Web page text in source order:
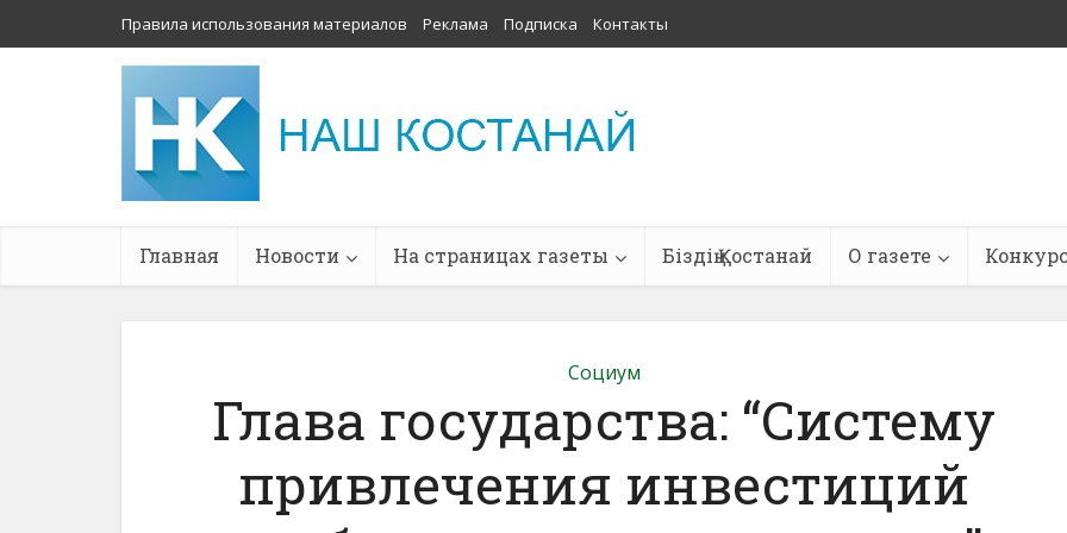
Правила использования материалов Реклама Подписка Контакты
Главная Новости На страницах газеты Біздің Қостанай О газете
Социум
Глава государства: “Систему
привлечения инвестиций